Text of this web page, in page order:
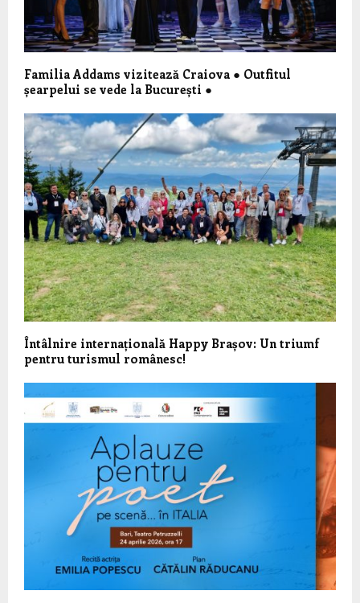
Familia Addams vizitează Craiova ● Outfitul
șearpelui se vede la București ●
Întâlnire internațională Happy Brașov: Un triumf
pentru turismul românesc!